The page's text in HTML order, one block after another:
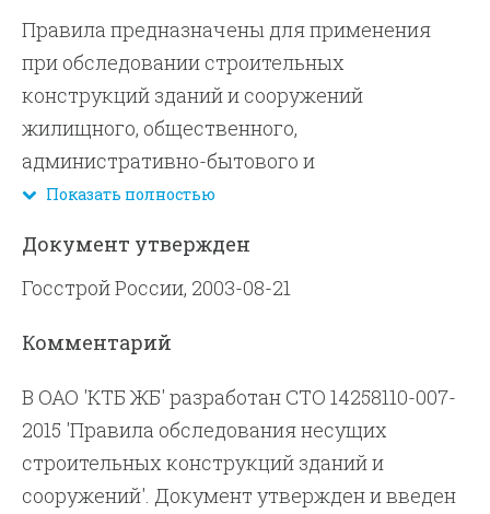
Правила предназначены для применения
при обследовании строительных
конструкций зданий и сооружений
жилищного, общественного,
административно-бытового и
производственного назначения с целью
также могут быть использованы при
решении вопросов о пригодности жилых
Показать полностью
Документ утвержден
Госстрой России, 2003-08-21
Комментарий
В ОАО 'КТБ ЖБ' разработан СТО 14258110-007-
2015 'Правила обследования несущих
строительных конструкций зданий и
сооружений'. Документ утвержден и введен